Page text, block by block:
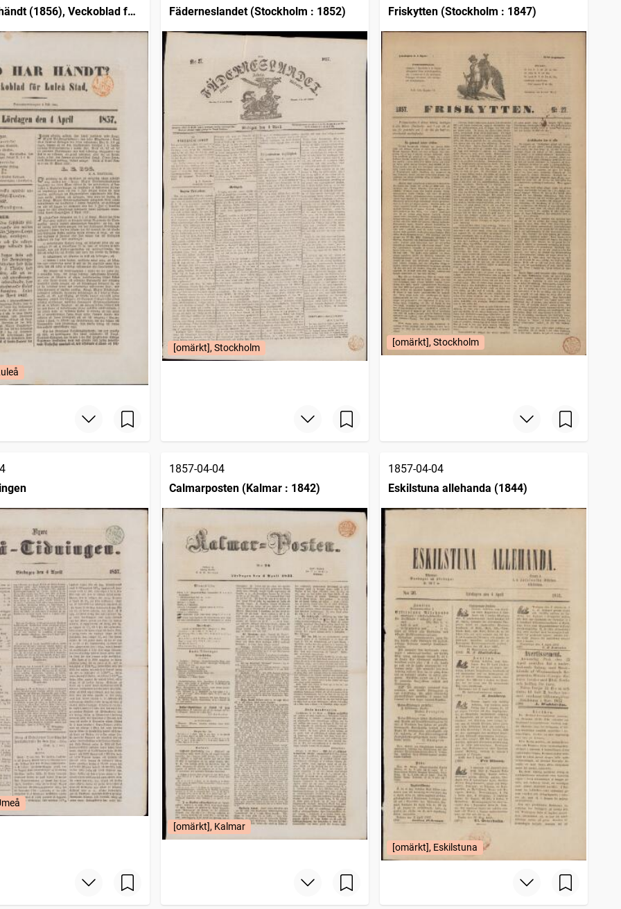
(1856), Veckoblad för
Fäderneslandet (Stockholm : 1852)
[omärkt], Stockholm
Friskytten (Stockholm : 1847)
[omärkt], Stockholm
1857-04-04
Calmarposten (Kalmar : 1842)
[omärkt], Kalmar
1857-04-04
Eskilstuna allehanda (1844)
[omärkt], Eskilstuna